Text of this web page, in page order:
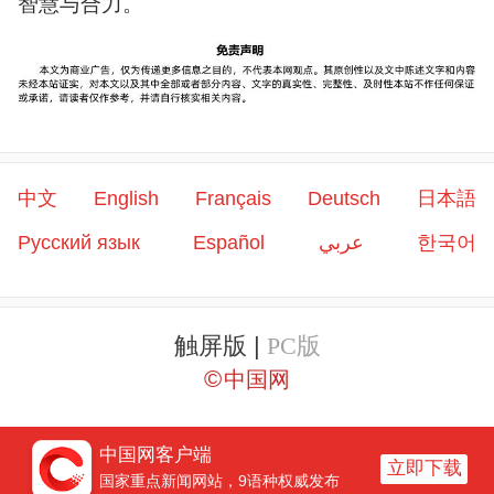
中文 English Français Deutsch 日本語
Русский язык Español عربي 한국어
触屏版 | PC版
©中国网
中国网客户端
国家重点新闻网站，9语种权威发布
立即下载